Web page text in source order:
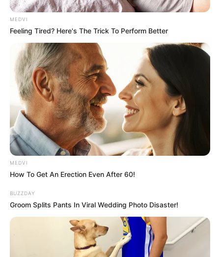
Ajab Gajab 359
Politics
Bollywood
Crime 189
Vadodara
Delhi
Money
Sport
Story
Uncategorized
Gandhinagar
Auto
Stock Market
Short News
MEDVI
Feeling Tired? Here's The Trick To Perform Better
MEDVI
How To Get An Erection Even After 60!
BUZZDAY
Groom Splits Pants In Viral Wedding Photo Disaster!